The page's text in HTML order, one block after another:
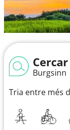
Cercar
Burgsinn
Tria entre més